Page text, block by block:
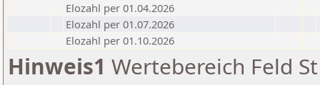
Elozahl per 01.04.2026
Elozahl per 01.07.2026
Elozahl per 01.10.2026
Hinweis1 Wertebereich Feld